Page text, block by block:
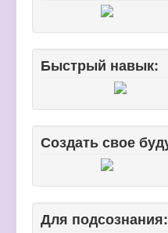
Быстрый навык:
Создать свое
Для подсознания: